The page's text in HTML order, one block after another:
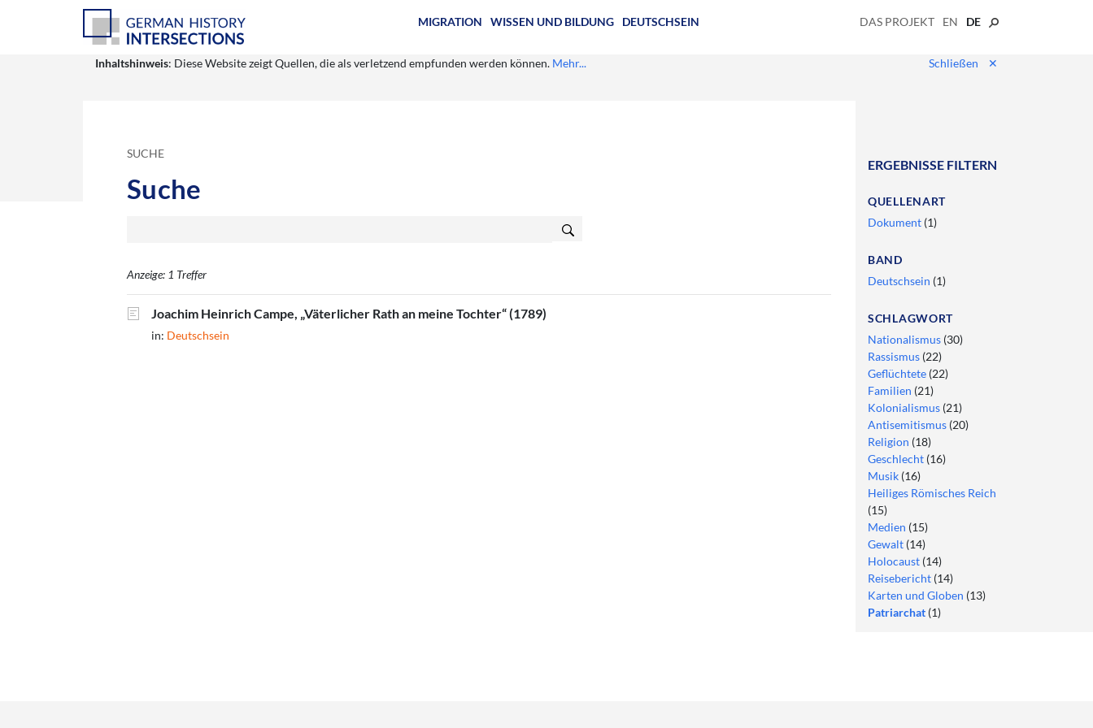
MIGRATION WISSEN UND BILDUNG DEUTSCHSEIN DAS PROJEKT EN DE
Inhaltshinweis: Diese Website zeigt Quellen, die als verletzend empfunden werden können. Mehr... Schließen ✕
SUCHE
Suche
Anzeige: 1 Treffer
Joachim Heinrich Campe, „Väterlicher Rath an meine Tochter“ (1789)
in: Deutschsein
ERGEBNISSE FILTERN
QUELLENART
Dokument (1)
BAND
Deutschsein (1)
SCHLAGWORT
Nationalismus (30)
Rassismus (22)
Geflüchtete (22)
Familien (21)
Kolonialismus (21)
Antisemitismus (20)
Religion (18)
Geschlecht (16)
Musik (16)
Heiliges Römisches Reich
(15)
Medien (15)
Gewalt (14)
Holocaust (14)
Reisebericht (14)
Karten und Globen (13)
Patriarchat (1)